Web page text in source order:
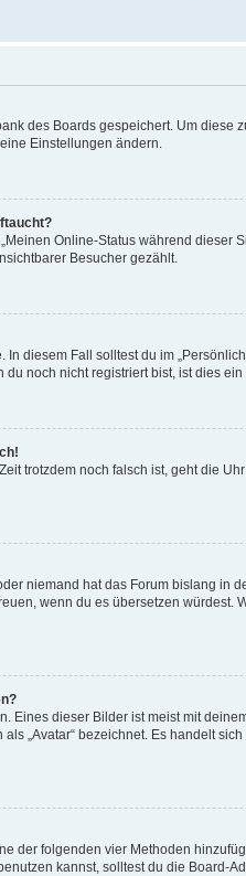
des Boards gespeichert. Um diese
Einstellungen ändern.
Online-Status während dieser
Besucher gezählt.
diesem Fall solltest du im
noch nicht registriert bist, ist dies ein
trotzdem noch falsch ist, geht die
niemand hat das Forum bislang in
wenn du es übersetzen würdest.
dieser Bilder ist meist mit
„Avatar“ bezeichnet. Es handelt
der folgenden vier Methoden
kannst, solltest du die Board-